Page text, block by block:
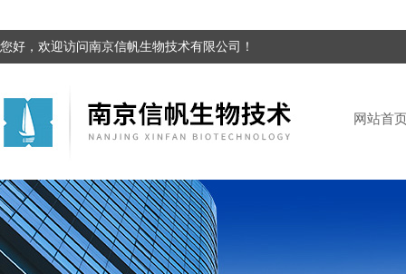
您好，欢迎访问南京信帆生物技术有限公司！
网站首